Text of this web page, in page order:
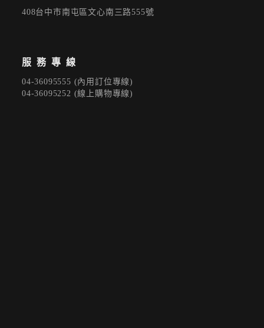
408台中市南屯區文心南三路555號
服務專線
04-36095555 (內用訂位專線)
04-36095252 (線上購物專線)